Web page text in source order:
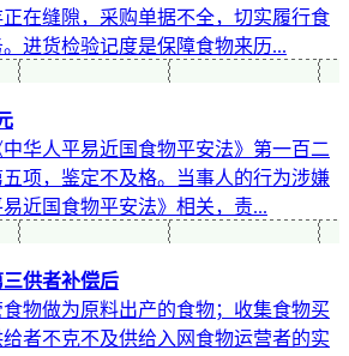
在缝隙，采购单据不全，切实履行食
进货检验记度是保障食物来历...
华人平易近国食物平安法》第一百二
项，鉴定不及格。当事人的行为涉嫌
近国食物平安法》相关，责...
供者补偿后
物做为原料出产的食物；收集食物买
者不克不及供给入网食物运营者的实